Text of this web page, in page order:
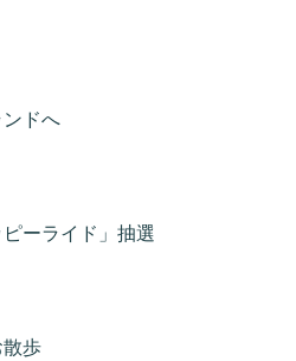
ドへ
ピーライド」抽選
歩